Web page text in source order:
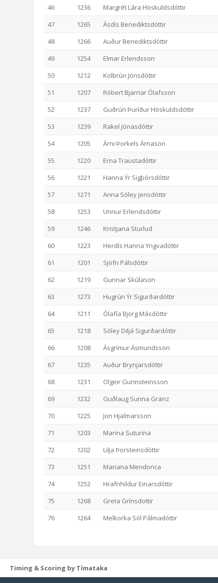
46
1236
Margrét Lára Höskuldsdóttir
47
1265
Ásdís Benediktsdóttir
48
1266
Auður Benediktsdóttir
49
1254
Elmar Erlendsson
50
1212
Kolbrún Jónsdóttir
51
1207
Róbert Bjarnar Ólafsson
52
1237
Guðrún Þuríður Höskuldsdóttir
53
1239
Rakel Jónasdóttir
54
1205
Árni Þorkels Árnason
55
1220
Erna Traustadóttir
56
1221
Hanna Ýr Sigþórsdóttir
57
1271
Anna Sóley Jensdóttir
58
1253
Unnur Erlendsdóttir
59
1246
Kristjana Sturlud
60
1223
Herdís Hanna Yngvadóttir
61
1201
Sjöfn Pálsdóttir
62
1219
Gunnar Skúlason
63
1273
Hugrún Ýr Sigurðardóttir
64
1211
Ólafía Björg Másdóttir
65
1218
Sóley Diljá Sigurðardóttir
66
1208
Ásgrímur Ásmundsson
67
1235
Auður Brynjarsdóttir
68
1231
Olgeir Gunnsteinsson
69
1232
Guðlaug Sunna Gränz
70
1225
Jon Hjalmarsson
71
1203
Marina Suturina
72
1202
Lilja Þorsteinsdóttir
73
1251
Mariana Mendonca
74
1252
Hrafnhildur Einarsdóttir
75
1268
Greta Grínsdottir
76
1264 Melkorka Sól Pálmadóttir
Timing & Scoring by Tímataka